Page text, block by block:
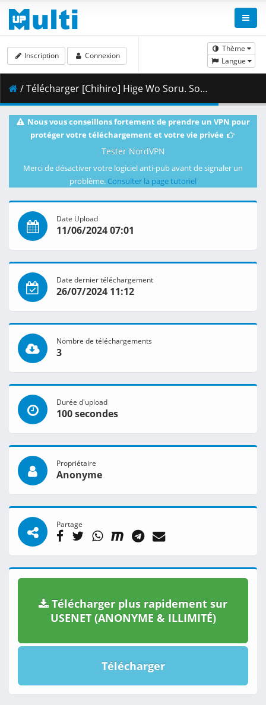
Thème
Langue
Inscription Connexion
/ Télécharger [Chihiro] Hige Wo Soru. Soshite Joshikosei Wo Hirou. - 12 [Blu-ray 1080p HEVC FLAC][AD83841B].mkv.001 ( 499.06 MB )
Nous vous conseillons fortement de prendre un VPN pour
protéger votre téléchargement et votre vie privée
Tester NordVPN
Merci de désactiver votre logiciel anti-pub avant de signaler un
problème. Consulter la page tutoriel
Date Upload
11/06/2024 07:01
Date dernier téléchargement
26/07/2024 11:12
Nombre de téléchargements
3
Durée d'upload
100 secondes
Propriétaire
Anonyme
Partage
Télécharger plus rapidement sur
USENET (ANONYME & ILLIMITÉ)
Télécharger